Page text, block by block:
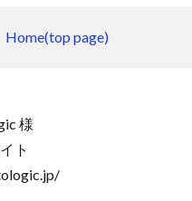
Home(top page)
様
ト